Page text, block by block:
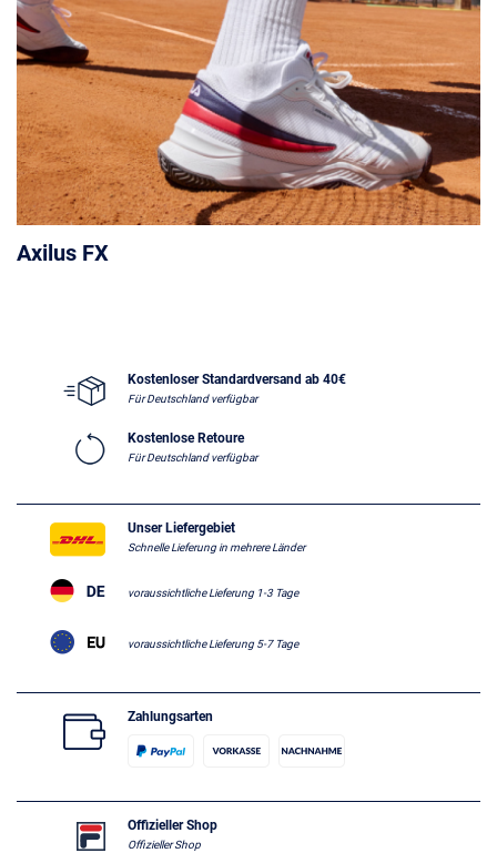
Axilus FX
Kostenloser Standardversand ab 40€
Für Deutschland verfügbar
Kostenlose Retoure
Für Deutschland verfügbar
Unser Liefergebiet
Schnelle Lieferung in mehrere Länder
voraussichtliche Lieferung 1-3 Tage
voraussichtliche Lieferung 5-7 Tage
Zahlungsarten
Offizieller Shop
Offizieller Shop